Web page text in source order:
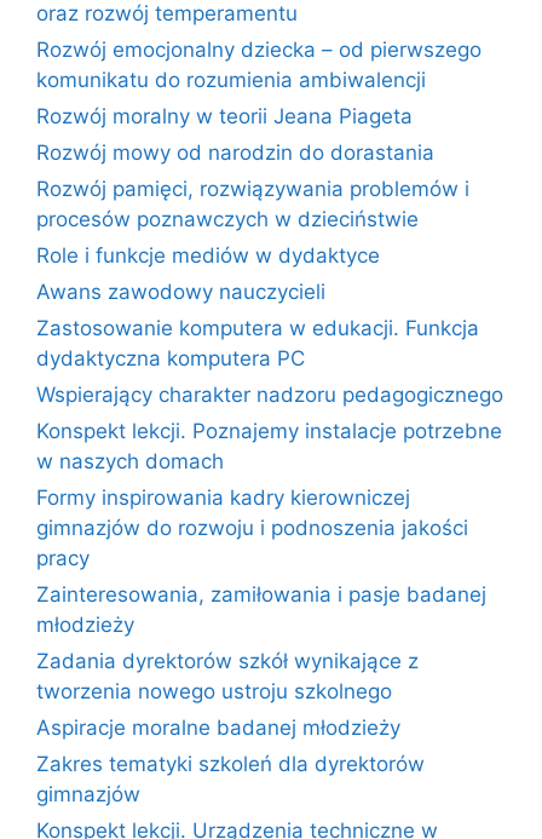
oraz rozwój temperamentu
Rozwój emocjonalny dziecka – od pierwszego
komunikatu do rozumienia ambiwalencji
Rozwój moralny w teorii Jeana Piageta
Rozwój mowy od narodzin do dorastania
Rozwój pamięci, rozwiązywania problemów i
procesów poznawczych w dzieciństwie
Role i funkcje mediów w dydaktyce
Awans zawodowy nauczycieli
Zastosowanie komputera w edukacji. Funkcja
dydaktyczna komputera PC
Wspierający charakter nadzoru pedagogicznego
Konspekt lekcji. Poznajemy instalacje potrzebne
w naszych domach
Formy inspirowania kadry kierowniczej
gimnazjów do rozwoju i podnoszenia jakości
pracy
Zainteresowania, zamiłowania i pasje badanej
młodzieży
Zadania dyrektorów szkół wynikające z
tworzenia nowego ustroju szkolnego
Aspiracje moralne badanej młodzieży
Zakres tematyki szkoleń dla dyrektorów
gimnazjów
Konspekt lekcji. Urządzenia techniczne w